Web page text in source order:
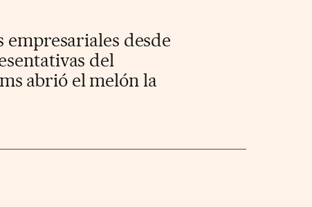
empresariales desde
del
abrió el melón la